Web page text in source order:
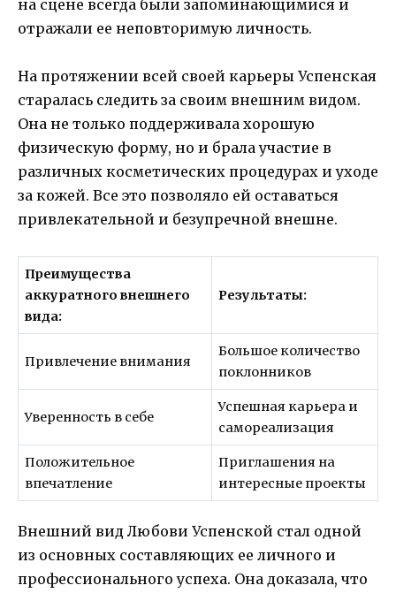
на сцене всегда были запоминающимися и
отражали ее неповторимую личность.
На протяжении всей своей карьеры Успенская
старалась следить за своим внешним видом.
Она не только поддерживала хорошую
физическую форму, но и брала участие в
различных косметических процедурах и уходе
за кожей. Все это позволяло ей оставаться
привлекательной и безупречной внешне.
Преимущества
аккуратного внешнего
вида:
Результаты:
Привлечение внимания
Большое количество
поклонников
Уверенность в себе
Успешная карьера и
самореализация
Положительное
впечатление
Приглашения на
интересные проекты
Внешний вид Любови Успенской стал одной
из основных составляющих ее личного и
профессионального успеха. Она доказала, что